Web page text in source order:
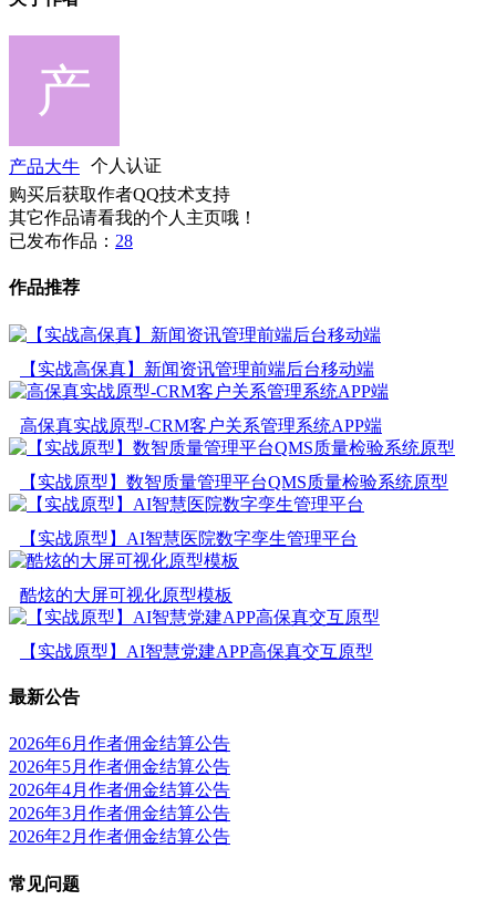
产品大牛
个人认证
购买后获取作者QQ技术支持
其它作品请看我的个人主页哦！
已发布作品： 28
作品推荐
【实战高保真】新闻资讯管理前端后台移动端
高保真实战原型-CRM客户关系管理系统APP端
【实战原型】数智质量管理平台QMS质量检验系统原型
【实战原型】AI智慧医院数字孪生管理平台
酷炫的大屏可视化原型模板
【实战原型】AI智慧党建APP高保真交互原型
最新公告
2026年6月作者佣金结算公告
2026年5月作者佣金结算公告
2026年4月作者佣金结算公告
2026年3月作者佣金结算公告
2026年2月作者佣金结算公告
常见问题